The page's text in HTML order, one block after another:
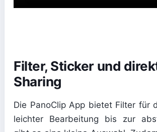
Filter, Sticker und
Sharing
Die PanoClip App bietet Filter für
leichter Bearbeitung bis zur